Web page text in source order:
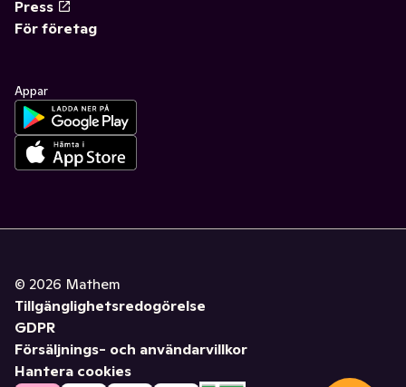
Press
För företag
Appar
© 2026 Mathem
Tillgänglighetsredogörelse
GDPR
Försäljnings- och användarvillkor
Hantera cookies